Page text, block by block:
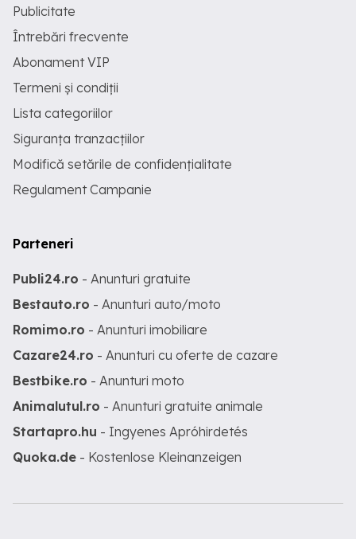
Publicitate
Întrebări frecvente
Abonament VIP
Termeni și condiții
Lista categoriilor
Siguranța tranzacțiilor
Modifică setările de confidențialitate
Regulament Campanie
Parteneri
Publi24.ro - Anunturi gratuite
Bestauto.ro - Anunturi auto/moto
Romimo.ro - Anunturi imobiliare
Cazare24.ro - Anunturi cu oferte de cazare
Bestbike.ro - Anunturi moto
Animalutul.ro - Anunturi gratuite animale
Startapro.hu - Ingyenes Apróhirdetés
Quoka.de - Kostenlose Kleinanzeigen